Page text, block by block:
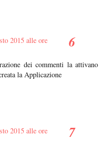
2015 alle ore
dei commenti la attivano
la Applicazione
2015 alle ore